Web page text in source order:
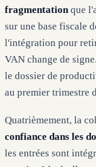
fragmentationque
sur une base fiscale
l'intégration pour
VAN change de
le dossier de
au premier trimestre
Quatrièmement, la
confiance dans les
les entrées sont